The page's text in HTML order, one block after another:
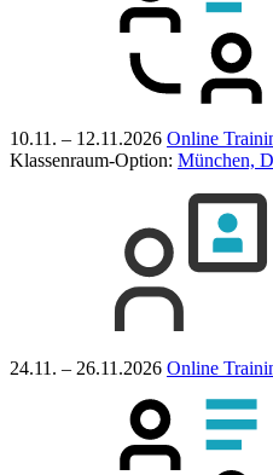
10.11. – 12.11.2026 Online
Klassenraum-Option: München,
24.11. – 26.11.2026 Online